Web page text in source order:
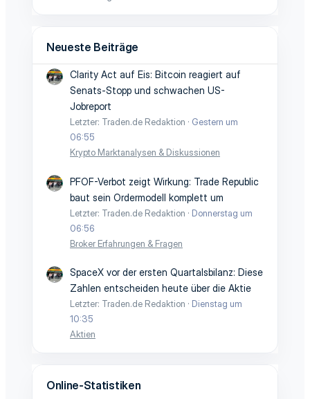
Neueste Beiträge
Clarity Act auf Eis: Bitcoin reagiert auf
Senats-Stopp und schwachen US-
Jobreport
Letzter: Traden.de Redaktion
Gestern um
06:55
Krypto Marktanalysen & Diskussionen
PFOF-Verbot zeigt Wirkung: Trade Republic
baut sein Ordermodell komplett um
Letzter: Traden.de Redaktion
Donnerstag um
06:56
Broker Erfahrungen & Fragen
SpaceX vor der ersten Quartalsbilanz: Diese
Zahlen entscheiden heute über die Aktie
Letzter: Traden.de Redaktion
Dienstag um
10:35
Aktien
Online-Statistiken